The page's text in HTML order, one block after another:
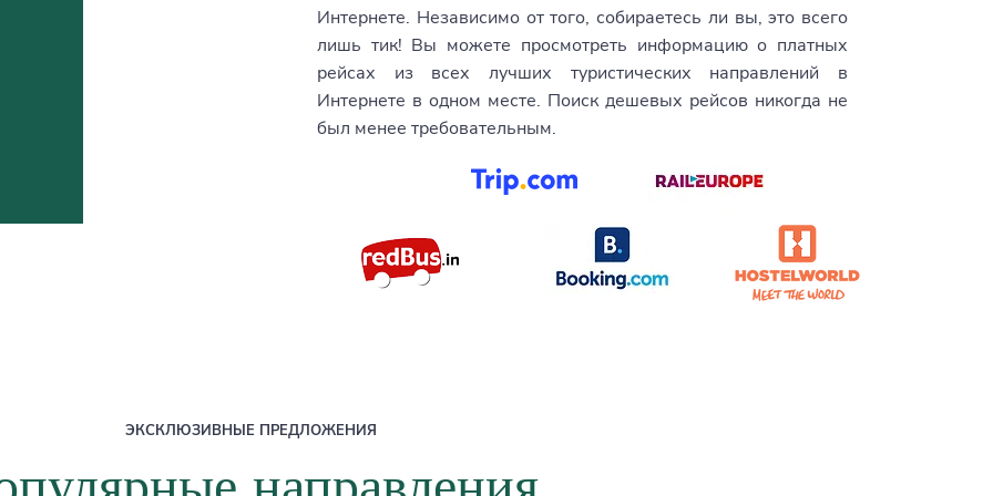
Интернете. Независимо от того, собираетесь ли вы, это всего
лишь тик! Вы можете просмотреть информацию о платных
рейсах из всех лучших туристических направлений в
Интернете в одном месте. Поиск дешевых рейсов никогда не
был менее требовательным.
ЭКСКЛЮЗИВНЫЕ ПРЕДЛОЖЕНИЯ